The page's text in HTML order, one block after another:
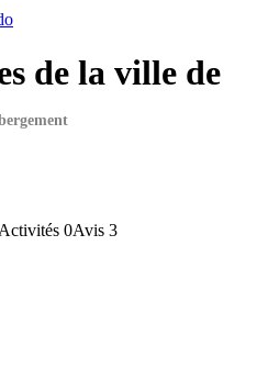
de la ville de
Activités 0Avis 3